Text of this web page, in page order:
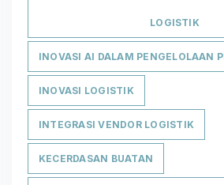
LOGISTIK
INOVASI AI DALAM PENGELOLAAN
INOVASI LOGISTIK
INTEGRASI VENDOR LOGISTIK
KECERDASAN BUATAN